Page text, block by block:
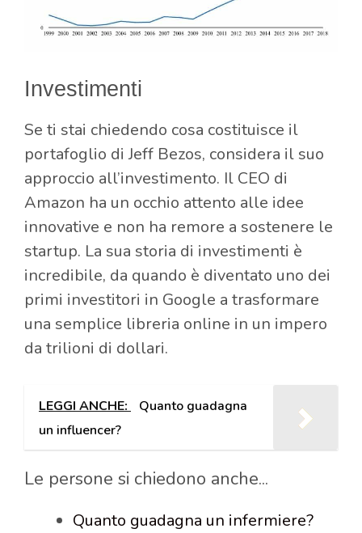
Investimenti
Se ti stai chiedendo cosa costituisce il
portafoglio di Jeff Bezos, considera il suo
approccio all’investimento. Il CEO di
Amazon ha un occhio attento alle idee
innovative e non ha remore a sostenere le
startup. La sua storia di investimenti è
incredibile, da quando è diventato uno dei
primi investitori in Google a trasformare
una semplice libreria online in un impero
da trilioni di dollari.
LEGGI ANCHE:
Quanto guadagna
un influencer?
Le persone si chiedono anche...
Quanto guadagna un infermiere?